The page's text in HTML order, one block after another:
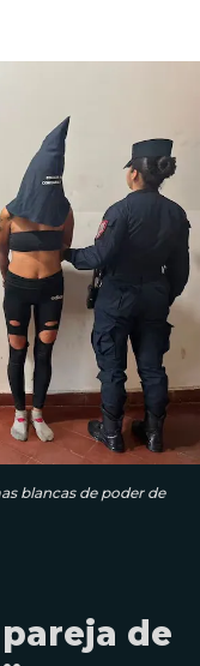
blancas de poder de
de